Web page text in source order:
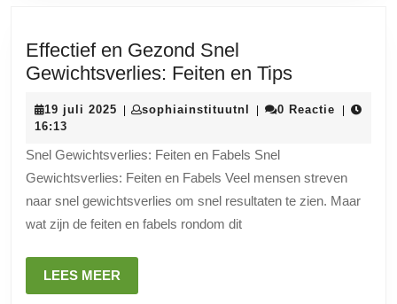
Effectief en Gezond Snel
Gewichtsverlies: Feiten en TipsEffectief
Gezond
Feiten
en
19 juli 2025 19| sophiainstituutnl sophiainstituutnl
| 0 Reactie |
16:13
Snel Gewichtsverlies: Feiten en Fabels Snel
Gewichtsverlies: Feiten en Fabels Veel mensen streven
naar snel gewichtsverlies om snel resultaten te zien. Maar
wat zijn de feiten en fabels rondom dit
LEES MEER
MEER